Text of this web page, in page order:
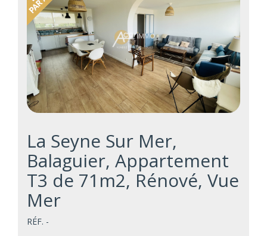
La Seyne Sur Mer,
Balaguier, Appartement
T3 de 71m2, Rénové, Vue
Mer
RÉF. -